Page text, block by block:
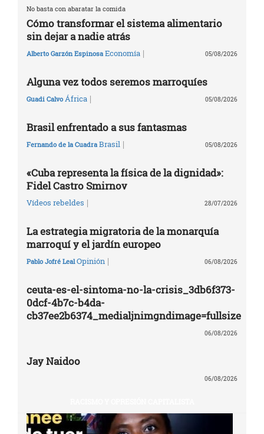
No basta con abaratar la comida
Cómo transformar el sistema alimentario
sin dejar a nadie atrás
Alberto Garzón Espinosa Economía | 05/08/2026
Alguna vez todos seremos marroquíes
Guadi Calvo África | 05/08/2026
Brasil enfrentado a sus fantasmas
Fernando de la Cuadra Brasil | 05/08/2026
«Cuba representa la física de la dignidad»:
Fidel Castro Smirnov
Vídeos rebeldes | 28/07/2026
La estrategia migratoria de la monarquía
marroquí y el jardín europeo
Pablo Jofré Leal Opinión | 06/08/2026
ceuta-es-el-sintoma-no-la-crisis_3db6f373-
0dcf-4b7c-b4da-
cb37ee2b6374_medialjnimgndimage=fullsize
06/08/2026
Jay Naidoo
06/08/2026